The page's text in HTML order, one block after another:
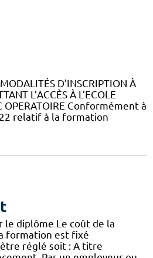
D’INSCRIPTION À
L’ACCÈS À L’ECOLE
OPERATOIRE Conformément à
relatif à la formation
diplôme Le coût de la
formation est fixé
réglé soit : A titre